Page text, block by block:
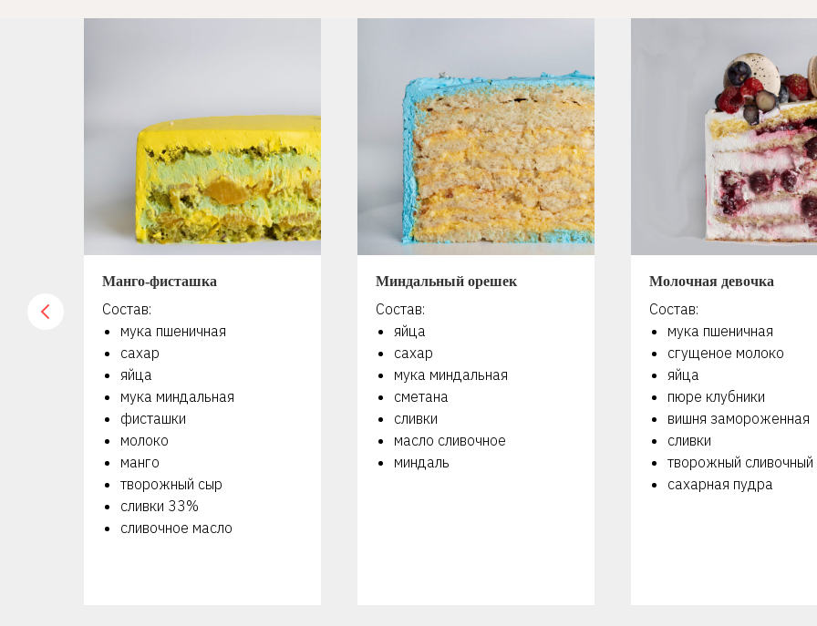
Манго-фисташка
Состав:
мука пшеничная
сахар
яйца
мука миндальная
фисташки
молоко
манго
творожный сыр
сливки 33%
сливочное масло
Миндальный орешек
Состав:
яйца
сахар
мука миндальная
сметана
сливки
масло сливочное
миндаль
Молочная девочка
Состав:
мука пшеничная
сгущеное молоко
яйца
пюре клубники
вишня замороженная
сливки
творожный
сахарная пудра